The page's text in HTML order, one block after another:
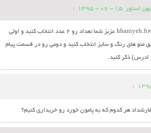
استور 15 - 06 - 1395
:
با سلام. hhaniyeh.h2 عزیز شما تعداد رو 2 عدد انتخاب کنید و اولی
منو های رنگ و سایز انتخاب کنید و دومی رو در قسمت پیام
ادرس) ذکر کنید.
:
هر کدوم که به پامون خورد رو خریداری کنیم؟